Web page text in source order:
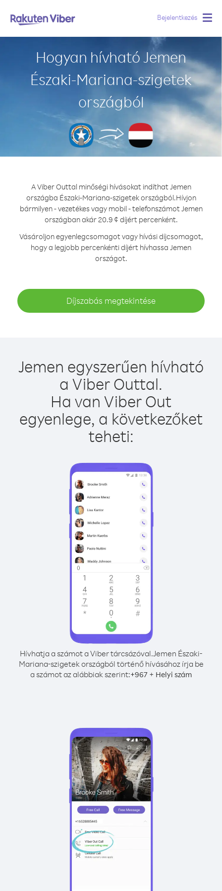
Bejelentkezés
Hogyan hívható Jemen
Északi-Mariana-szigetek
országból
A Viber Outtal minőségi hívásokat indíthat Jemen
országba Északi-Mariana-szigetek országból.Hívjon
bármilyen - vezetékes vagy mobil - telefonszámot Jemen
országban akár 20.9 ¢ díjért percenként.
Vásároljon egyenlegcsomagot vagy hívási díjcsomagot,
hogy a legjobb percenkénti díjért hívhassa Jemen
országot.
Díjszabás megtekintése
Jemen egyszerűen hívható
a Viber Outtal.
Ha van Viber Out
egyenlege, a következőket
teheti:
Hívhatja a számot a Viber tárcsázóval.Jemen Északi-
Mariana-szigetek országból történő hívásához írja be
a számot az alábbiak szerint:+967 + Helyi szám